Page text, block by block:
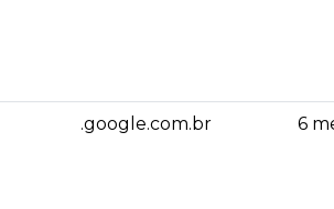
.google.com.br 6